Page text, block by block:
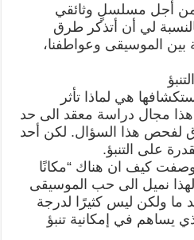
من أجل مسلسلٍ وثائقي
لي أن أتذكر طرق
بين الموسيقى وعواطفنا،
هي لماذا تأثر
مجال دراسة معقد الى حد
لفحص هذا السؤال. لكن أحد
على التنبؤ.
وصفت كيف ان هناك “مكانًا
لهذا نميل الى حب الموسيقى
ما ولكن ليس كثيرًا لدرجة
يساهم في إمكانية تنبؤ